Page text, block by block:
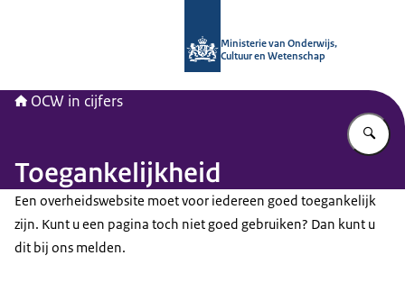
Ministerie van Onderwijs,
Cultuur en Wetenschap
OCW in cijfers
Toegankelijkheid
Een overheidswebsite moet voor iedereen goed toegankelijk
zijn. Kunt u een pagina toch niet goed gebruiken? Dan kunt u
dit bij ons melden.